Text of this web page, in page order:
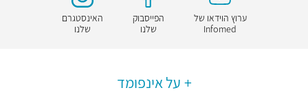
ערוץ הוידאו של
Infomed
הפייסבוק
שלנו
האינסטגרם
שלנו
על אינפומד